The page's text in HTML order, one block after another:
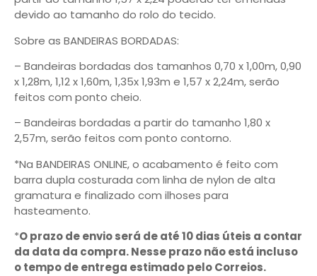
devido ao tamanho do rolo do tecido.
Sobre as BANDEIRAS BORDADAS:
– Bandeiras bordadas dos tamanhos 0,70 x 1,00m, 0,90
x 1,28m, 1,12 x 1,60m, 1,35x 1,93m e 1,57 x 2,24m, serão
feitos com ponto cheio.
– Bandeiras bordadas a partir do tamanho 1,80 x
2,57m, serão feitos com ponto contorno.
*Na BANDEIRAS ONLINE, o acabamento é feito com
barra dupla costurada com linha de nylon de alta
gramatura e finalizado com ilhoses para
hasteamento.
*O prazo de envio será de até 10 dias úteis a contar
da data da compra. Nesse prazo não está incluso
o tempo de entrega estimado pelo Correios.